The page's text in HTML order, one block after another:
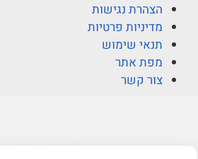
הצהרת נגישות
מדיניות פרטיות
תנאי שימוש
מפת אתר
צור קשר
© ברקוביץ אהרוני זיו